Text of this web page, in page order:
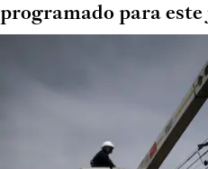
programado para este